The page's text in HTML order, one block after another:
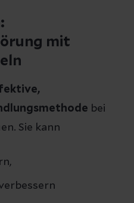
mit
bei
Sie kann